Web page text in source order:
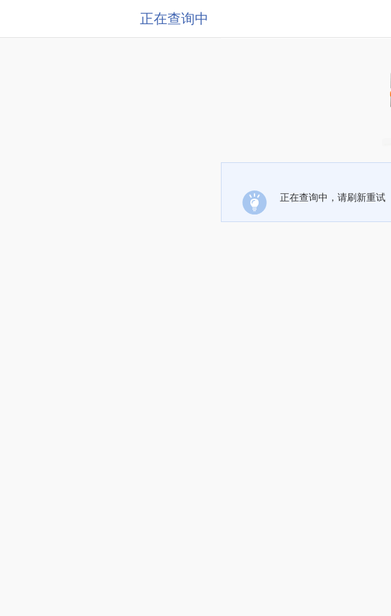
正在查询中
正在查询中，请刷新重试